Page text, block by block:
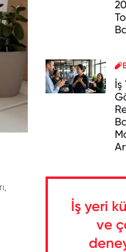
İş
İş yeri
ve